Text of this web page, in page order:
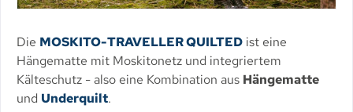
Die MOSKITO-TRAVELLER QUILTED ist eine
Hängematte mit Moskitonetz und integriertem
Kälteschutz - also eine Kombination aus Hängematte
und Underquilt.